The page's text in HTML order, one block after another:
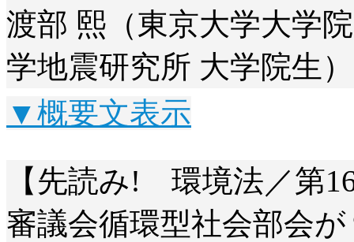
渡部 熙（東京大学大学
学地震研究所 大学院生）
▼概要文表示
【先読み! 環境法／第
審議会循環型社会部会